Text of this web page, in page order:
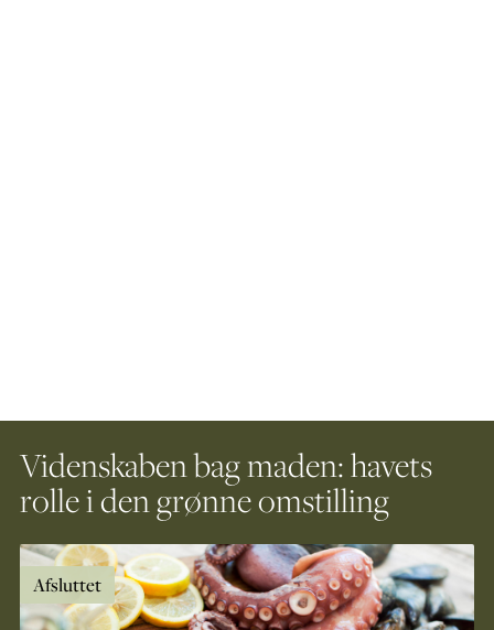
Videnskaben bag maden: havets
rolle i den grønne omstilling
Afsluttet